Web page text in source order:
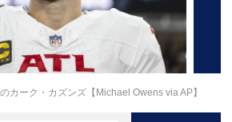
カーク・カズンズ【Michael Owens via AP】